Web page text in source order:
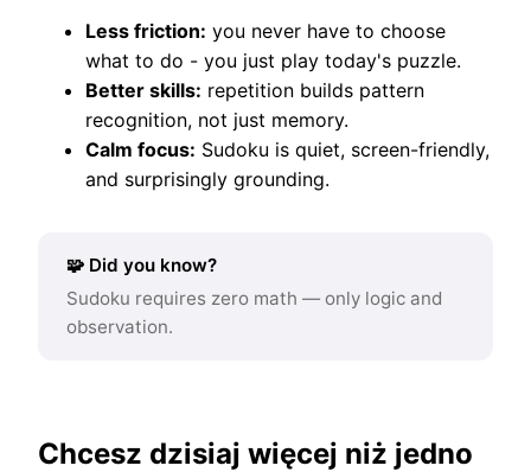
Less friction: you never have to choose
what to do - you just play today's puzzle.
Better skills: repetition builds pattern
recognition, not just memory.
Calm focus: Sudoku is quiet, screen-friendly,
and surprisingly grounding.
🧩 Did you know?
Sudoku requires zero math — only logic and
observation.
Chcesz dzisiaj więcej niż jedno